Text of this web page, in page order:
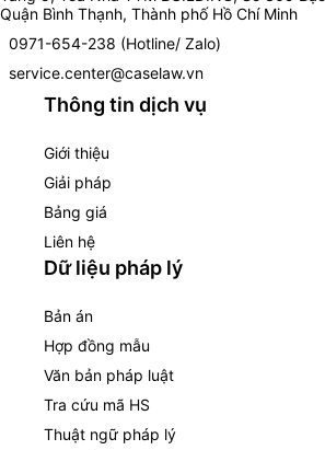
Quận Bình Thạnh, Thành phố Hồ Chí Minh
0971-654-238 (Hotline/ Zalo)
service.center@caselaw.vn
Thông tin dịch vụ
Giới thiệu
Giải pháp
Bảng giá
Liên hệ
Dữ liệu pháp lý
Bản án
Hợp đồng mẫu
Văn bản pháp luật
Tra cứu mã HS
Thuật ngữ pháp lý